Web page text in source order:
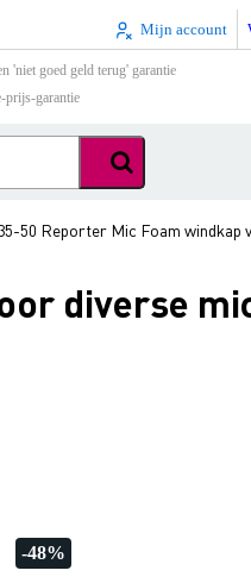
Mijn account
'niet goed geld terug' garantie
prijs-garantie
50 Reporter Mic Foam
diverse
-48%